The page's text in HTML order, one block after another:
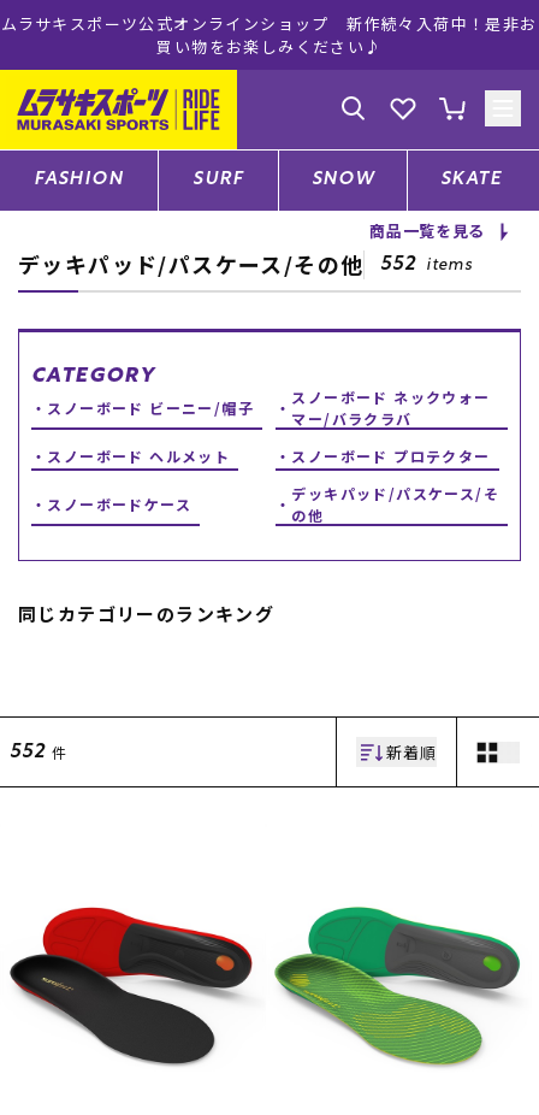
ムラサキスポーツ公式オンラインショップ 新作続々入荷中！是非お
買い物をお楽しみください♪
ゲスト様
ログイン 会員登録
店舗一覧
CATEGORY
サーフTOP
スタッフスナップ
中古/アウトレット サー
フ
中古/アウトレット スノ
ー
SUPPORT
アフターサポート
下取り保証について
よくある質問
店舗一覧
お問い合わせ
ニュース
FASHION SURF SNOW SKATE
商品一覧を見る
デッキパッド/パスケース/その他 552 items
CATEGORY
スノーボード ビーニー/帽子
スノーボード ネックウォー
マー/バラクラバ
スノーボード ヘルメット
スノーボード プロテクター
スノーボードケース
デッキパッド/パスケース/そ
の他
同じカテゴリーのランキング
552 件 新着順